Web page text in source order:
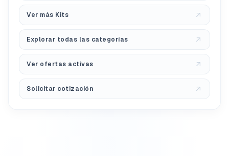
Ver más Kits
Explorar todas las categorías
Ver ofertas activas
Solicitar cotización